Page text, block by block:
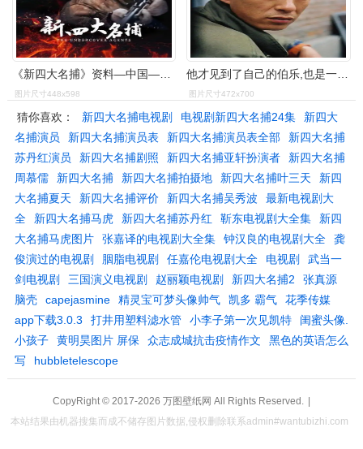
图片尺寸448x598 图片尺寸472x700
猜你喜欢： 新四大名捕电视剧 电视剧新四大名捕24集
新四大
名捕演员
新四大名捕演员表 新四大名捕演员表全部
新四大名捕
苏丹红演员
新四大名捕剧照 新四大名捕亚轩扮演者
新四大名捕
周慕儒
新四大名捕 新四大名捕拍摄地 新四大名捕叶三天
新四
大名捕夏天
新四大名捕评价 新四大名捕吴秀波
最新电视剧大
全
新四大名捕马虎 新四大名捕苏丹红 靳东电视剧大全集
新四
大名捕马虎图片
张嘉译的电视剧大全集 钟汉良的电视剧大全
龚
俊演过的电视剧
胭脂电视剧 任嘉伦电视剧大全 电视剧
武当一
剑电视剧
三国演义电视剧 赵丽颖电视剧 新四大名捕2
张真源
脑壳
capejasmine 精灵宝可梦头像帅气 凯多 霸气
花季传媒
app下载3.0.3
打井用塑料滤水管 小李子第一次见凯特
闺蜜头像.
小孩子
黄明昊图片 屏保 众志成城抗击疫情作文
黑色的英语怎么
写
hubbletelescope
CopyRight © 2017-2026 万图壁纸网 All Rights Reserved.
|
本站结果由机器搜集而成不储存图片数据,侵权删除联系admin#wantubizhi.com